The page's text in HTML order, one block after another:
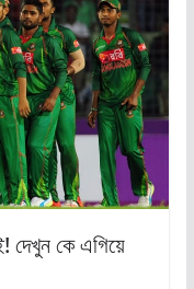
দেখুন কে এগিয়ে